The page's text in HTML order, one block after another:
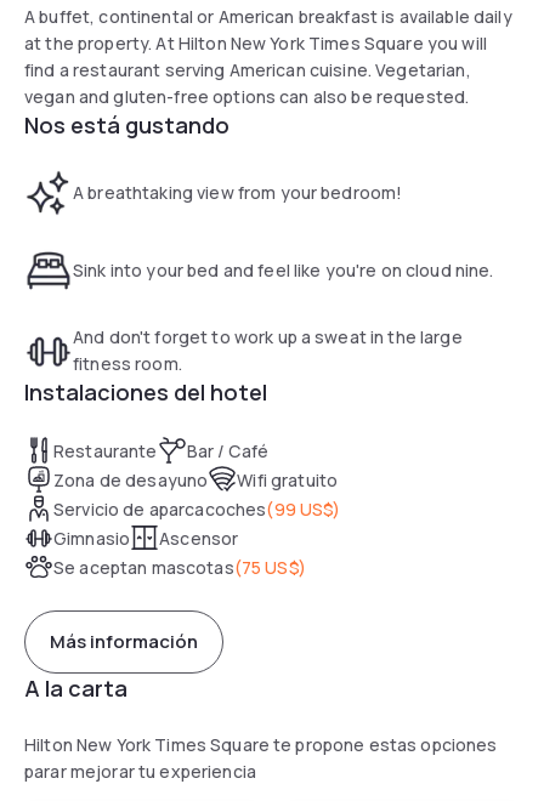
A buffet, continental or American breakfast is available daily
at the property. At Hilton New York Times Square you will
find a restaurant serving American cuisine. Vegetarian,
vegan and gluten-free options can also be requested.
Nos está gustando
A breathtaking view from your bedroom!
Sink into your bed and feel like you're on cloud nine.
And don't forget to work up a sweat in the large
fitness room.
Instalaciones del hotel
Restaurante
Bar / Café
Zona de desayuno
Wifi gratuito
Servicio de aparcacoches(99 US$)
Gimnasio
Ascensor
Se aceptan mascotas(75 US$)
Más información
A la carta
Hilton New York Times Square te propone estas opciones
parar mejorar tu experiencia